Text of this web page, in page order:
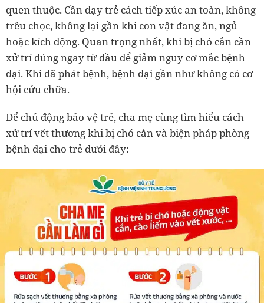
quen thuộc. Cần dạy trẻ cách tiếp xúc an toàn, không
trêu chọc, không lại gần khi con vật đang ăn, ngủ
hoặc kích động. Quan trọng nhất, khi bị chó cắn cần
xử trí đúng ngay từ đầu để giảm nguy cơ mắc bệnh
dại. Khi đã phát bệnh, bệnh dại gần như không có cơ
hội cứu chữa.
Để chủ động bảo vệ trẻ, cha mẹ cùng tìm hiểu cách
xử trí vết thương khi bị chó cắn và biện pháp phòng
bệnh dại cho trẻ dưới đây: